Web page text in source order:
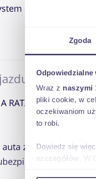
Zgoda
Odpowiedzialne
Wraz z naszymi
pliki cookie, w
oczekiwaniom
to robi.
Dowiedz się
szczegółów .
kontroli trakcji
RATA NA TEN
z wkładem
spłaty